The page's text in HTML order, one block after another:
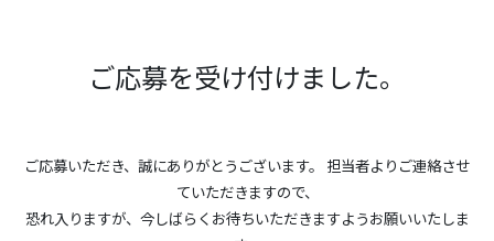
ご応募を受け付けました。
ご応募いただき、誠にありがとうございます。 担当者よりご連絡させ
ていただきますので、
恐れ入りますが、今しばらくお待ちいただきますようお願いいたしま